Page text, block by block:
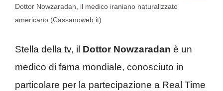
Dottor Nowzaradan, il medico iraniano naturalizzato
americano (Cassanoweb.it)
Stella della tv, il Dottor Nowzaradan è un
medico di fama mondiale, conosciuto in
particolare per la partecipazione a Real Time